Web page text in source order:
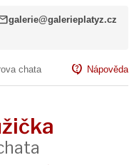
galerie@galerieplatyz.cz
chata contact_support Nápověda